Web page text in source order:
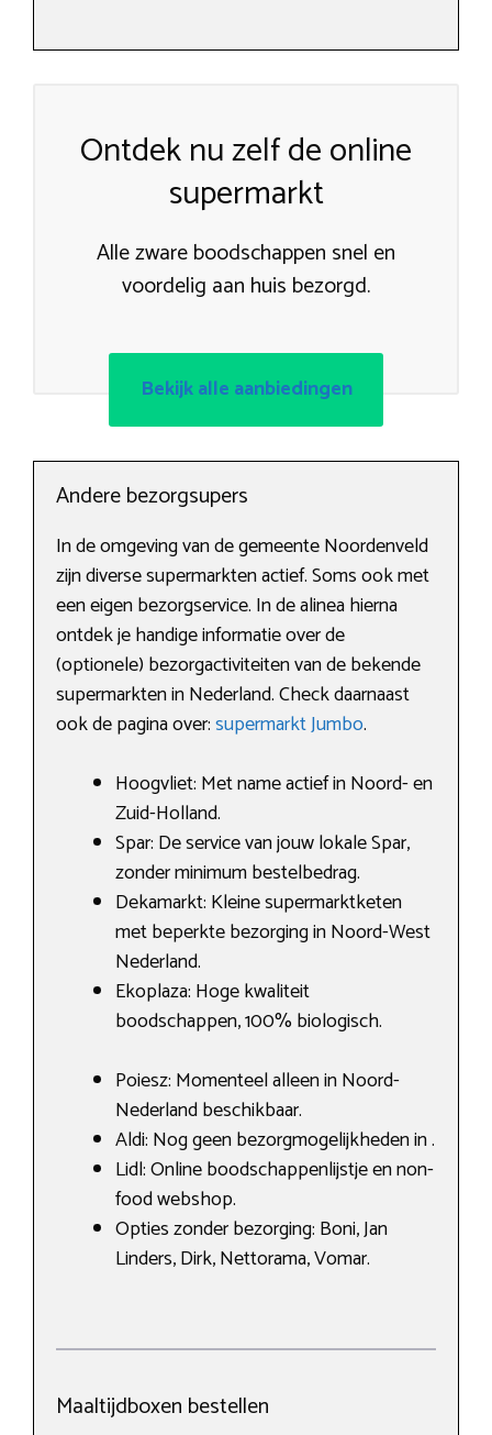
Ontdek nu zelf de online
supermarkt
Alle zware boodschappen snel en
voordelig aan huis bezorgd.
Bekijk alle aanbiedingen
Andere bezorgsupers
In de omgeving van de gemeente Noordenveld
zijn diverse supermarkten actief. Soms ook met
een eigen bezorgservice. In de alinea hierna
ontdek je handige informatie over de
(optionele) bezorgactiviteiten van de bekende
supermarkten in Nederland. Check daarnaast
ook de pagina over:supermarkt Jumbo.
Hoogvliet: Met name actief in Noord- en
Zuid-Holland.
Spar: De service van jouw lokale Spar,
zonder minimum bestelbedrag.
Dekamarkt: Kleine supermarktketen
met beperkte bezorging in Noord-West
Nederland.
Ekoplaza: Hoge kwaliteit
boodschappen, 100% biologisch.
Poiesz: Momenteel alleen in Noord-
Nederland beschikbaar.
Aldi: Nog geen bezorgmogelijkheden in .
Lidl: Online boodschappenlijstje en non-
food webshop.
Opties zonder bezorging: Boni, Jan
Linders, Dirk, Nettorama, Vomar.
Maaltijdboxen bestellen